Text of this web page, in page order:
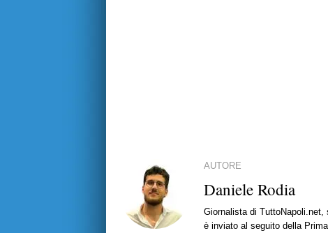
AUTORE
Daniele Rodia
Giornalista di TuttoNapoli.net,
è inviato al seguito della